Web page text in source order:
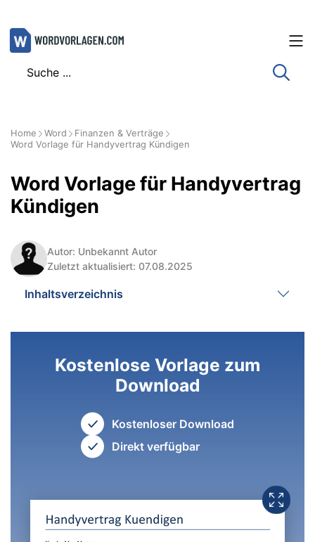
Zum
Inhalt
Home Word
Finanzen & Verträge
Word Vorlage für Handyvertrag Kündigen
Word Vorlage für Handyvertrag
Kündigen
Autor: Unbekannt Autor
Zuletzt aktualisiert: 07.08.2025
Inhaltsverzeichnis
Kostenlose Vorlage zum
Download
Kostenloser Download
Direkt verfügbar